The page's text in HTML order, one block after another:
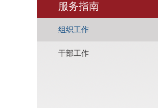
服务指南
组织工作
干部工作